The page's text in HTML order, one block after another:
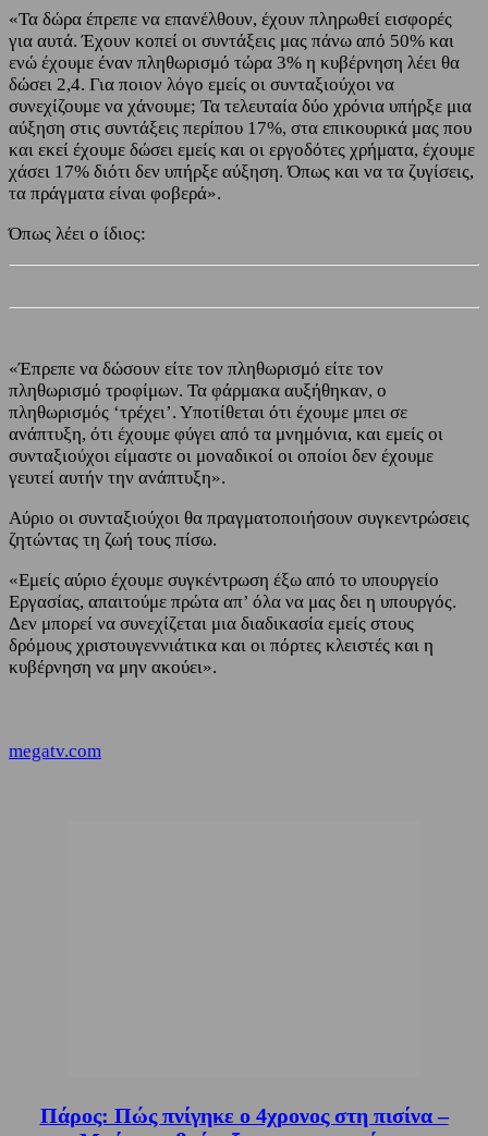
«Τα δώρα έπρεπε να επανέλθουν, έχουν πληρωθεί εισφορές
για αυτά. Έχουν κοπεί οι συντάξεις μας πάνω από 50% και
ενώ έχουμε έναν πληθωρισμό τώρα 3% η κυβέρνηση λέει θα
δώσει 2,4. Για ποιον λόγο εμείς οι συνταξιούχοι να
συνεχίζουμε να χάνουμε; Τα τελευταία δύο χρόνια υπήρξε μια
αύξηση στις συντάξεις περίπου 17%, στα επικουρικά μας που
και εκεί έχουμε δώσει εμείς και οι εργοδότες χρήματα, έχουμε
χάσει 17% διότι δεν υπήρξε αύξηση. Όπως και να τα ζυγίσεις,
τα πράγματα είναι φοβερά».
Όπως λέει ο ίδιος:
«Έπρεπε να δώσουν είτε τον πληθωρισμό είτε τον
πληθωρισμό τροφίμων. Τα φάρμακα αυξήθηκαν, ο
πληθωρισμός ‘τρέχει’. Υποτίθεται ότι έχουμε μπει σε
ανάπτυξη, ότι έχουμε φύγει από τα μνημόνια, και εμείς οι
συνταξιούχοι είμαστε οι μοναδικοί οι οποίοι δεν έχουμε
γευτεί αυτήν την ανάπτυξη».
Αύριο οι συνταξιούχοι θα πραγματοποιήσουν συγκεντρώσεις
ζητώντας τη ζωή τους πίσω.
«Εμείς αύριο έχουμε συγκέντρωση έξω από το υπουργείο
Εργασίας, απαιτούμε πρώτα απ’ όλα να μας δει η υπουργός.
Δεν μπορεί να συνεχίζεται μια διαδικασία εμείς στους
δρόμους χριστουγεννιάτικα και οι πόρτες κλειστές και η
κυβέρνηση να μην ακούει».
megatv.com
Πάρος: Πώς πνίγηκε ο 4χρονος στη πισίνα –